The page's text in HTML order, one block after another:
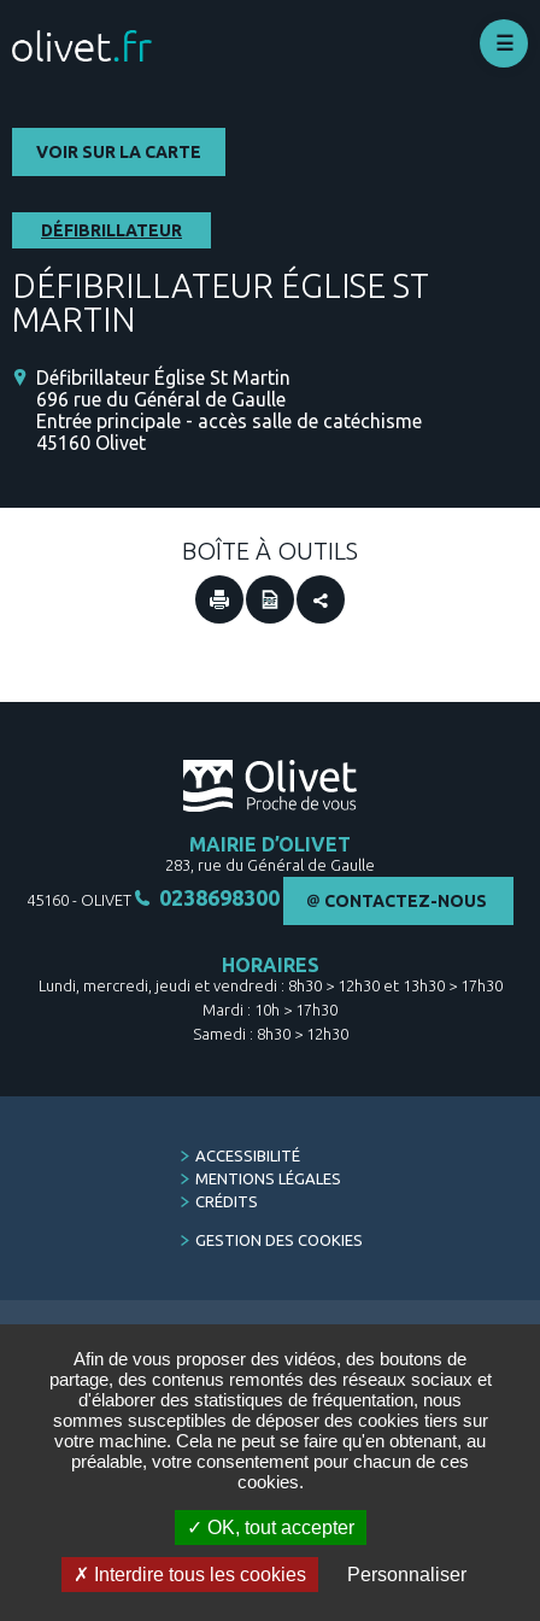
Afin de vous proposer des vidéos, des boutons de
partage, des contenus remontés des réseaux sociaux et
d'élaborer des statistiques de fréquentation, nous
sommes susceptibles de déposer des cookies tiers sur
votre machine. Cela ne peut se faire qu'en obtenant, au
préalable, votre consentement pour chacun de ces
cookies.
OK, tout accepter
Interdire tous les cookies Personnaliser
contenu
principal
VOIR SUR LA CARTE
DÉFIBRILLATEUR
DÉFIBRILLATEUR ÉGLISE ST
MARTIN
Défibrillateur Église St Martin
696 rue du Général de Gaulle
Entrée principale - accès salle de catéchisme
45160 Olivet
BOÎTE À OUTILS
MAIRIE D’OLIVET
283, rue du Général de Gaulle
45160 - OLIVET 0238698300 CONTACTEZ-NOUS
HORAIRES
Lundi, mercredi, jeudi et vendredi : 8h30 > 12h30 et 13h30 > 17h30
Mardi : 10h > 17h30
Samedi : 8h30 > 12h30
FOOTER
MENU
ACCESSIBILITÉ
MENTIONS LÉGALES
CRÉDITS
GESTION DES COOKIES
LETTRE D'INFORMATION
DU CONSERVATOIRE
Saisir votre adresse e-mail :
ARCHIVES
DÉSINSCRIRE